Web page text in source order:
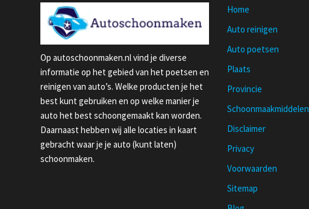
Op autoschoonmaken.nl vind je diverse
informatie op het gebied van het poetsen en
reinigen van auto’s. Welke producten je het
best kunt gebruiken en op welke manier je
auto het best schoongemaakt kan worden.
Daarnaast hebben wij alle locaties in kaart
gebracht waar je je auto (kunt laten)
schoonmaken.
Home
Auto reinigen
Auto poetsen
Plaats
Provincie
Schoonmaakmiddelen
Disclaimer
Privacy
Voorwaarden
Sitemap